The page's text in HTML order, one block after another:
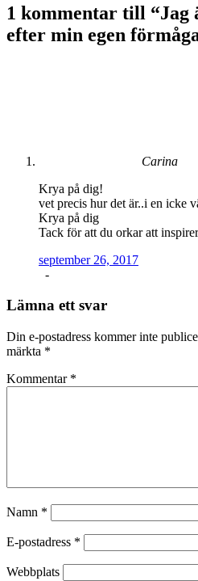
1 kommentar till “Jag
efter min egen
Carina
Krya på dig!
vet precis hur det är..i en icke
Krya på dig
Tack för att du orkar att
september 26, 2017
-
Lämna ett svar
Din e-postadress kommer inte
märkta *
Kommentar *
Namn *
E-postadress *
Webbplats